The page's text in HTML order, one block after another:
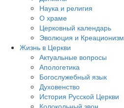
Наука и религия
О храме
Церковный календарь
Эволюция и Креационизм
Жизнь в Церкви
Актуальные вопросы
Апологетика
Богослужебный язык
Духовенство
История Русской Церкви